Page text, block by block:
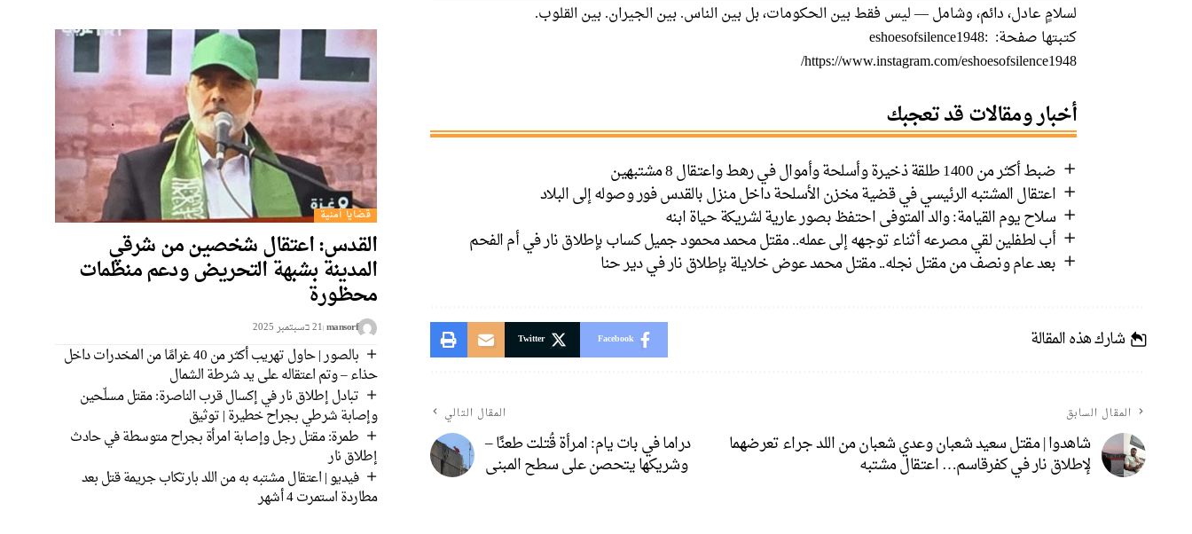
لسلامٍ عادل، دائم، وشامل — ليس فقط بين الحكومات، بل بين الناس. بين الجيران. بين القلوب.
كتبتها صفحة: :eshoesofsilence1948
https://www.instagram.com/eshoesofsilence1948/
أخبار ومقالات قد تعجبك
ضبط أكثر من 1400 طلقة ذخيرة وأسلحة وأموال في رهط واعتقال 8 مشتبهين
اعتقال المشتبه الرئيسي في قضية مخزن الأسلحة داخل منزل بالقدس فور وصوله إلى البلاد
سلاح يوم القيامة: والد المتوفى احتفظ بصور عارية لشريكة حياة ابنه
أب لطفلين لقي مصرعه أثناء توجهه إلى عمله.. مقتل محمد محمود جميل كساب بإطلاق نار في أم الفحم
بعد عام ونصف من مقتل نجله.. مقتل محمد عوض خلايلة بإطلاق نار في دير حنا
شارك هذه المقالة Facebook
Twitter
المقال السابق
شاهدوا | مقتل سعيد شعبان وعدي شعبان من اللد جراء تعرضهما
لإطلاق نار في كفرقاسم… اعتقال مشتبه
المقال التالي
دراما في بات يام: امرأة قُتلت طعنًا –
وشريكها يتحصن على سطح المبنى
قضايا أمنية
القدس: اعتقال شخصين من شرقي
المدينة بشبهة التحريض ودعم منظمات
محظورة
mansorf21 בسبتمبر 2025
بالصور | حاول تهريب أكثر من 40 غرامًا من المخدرات داخل
حذاء – وتم اعتقاله على يد شرطة الشمال
تبادل إطلاق نار في إكسال قرب الناصرة: مقتل مسلّحين
وإصابة شرطي بجراح خطيرة | توثيق
طمرة: مقتل رجل وإصابة امرأة بجراح متوسطة في حادث
إطلاق نار
فيديو | اعتقال مشتبه به من اللد بارتكاب جريمة قتل بعد
مطاردة استمرت 4 أشهر